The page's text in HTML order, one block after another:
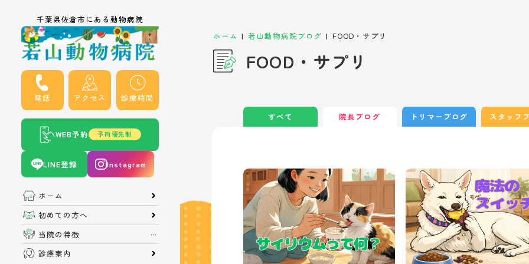
千葉県佐倉市にある動物病院
電話 アクセス 診療時間
WEB予約 予約優先制
LINE登録 Instagram
ホーム
初めての方へ
当院の特徴
診療案内
ホーム | 若山動物病院ブログ | FOOD・サプリ
FOOD・サプリ
すべて 院長ブログ トリマーブログ スタッフ